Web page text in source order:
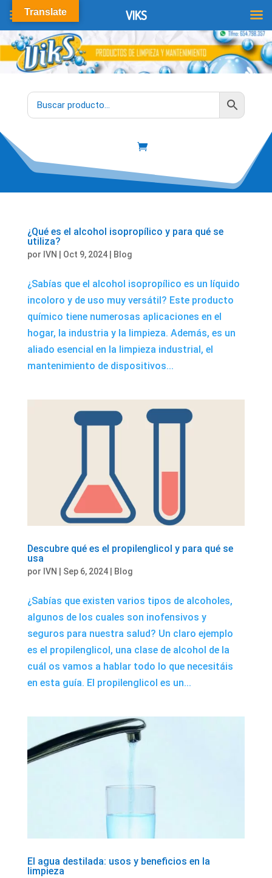
¿Qué es el alcohol isopropílico y para qué se
utiliza?
por IVN Oct 9, 2024| Blog
¿Sabías que el alcohol isopropílico es un líquido
incoloro y de uso muy versátil? Este producto
químico tiene numerosas aplicaciones en el
hogar, la industria y la limpieza. Además, es un
aliado esencial en la limpieza industrial, el
mantenimiento de dispositivos...
Descubre qué es el propilenglicol y para qué se
usa
por IVN | Sep 6, 2024| Blog
¿Sabías que existen varios tipos de alcoholes,
algunos de los cuales son inofensivos y
seguros para nuestra salud? Un claro ejemplo
es el propilenglicol, una clase de alcohol de la
cuál os vamos a hablar todo lo que necesitáis
en esta guía. El propilenglicol es un...
El agua destilada: usos y beneficios en la
limpieza
Translate VIKS